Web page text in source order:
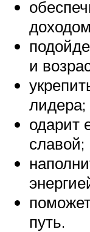
и
лидера;
одарит
славой;
путь.